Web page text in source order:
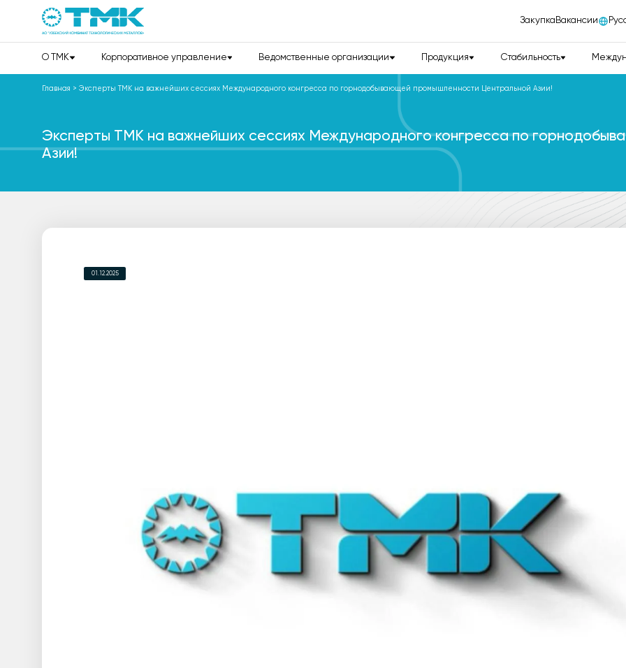
Закупка Вакансии
О TMK Корпоративное управление Ведомственные организации Продукция Стабильность
Главная > Эксперты ТМК на важнейших сессиях Международного конгресса по горнодобывающей промышленности Центральной Азии!
Эксперты ТМК на важнейших сессиях Международного конгресса по
Азии!
01.12.2025